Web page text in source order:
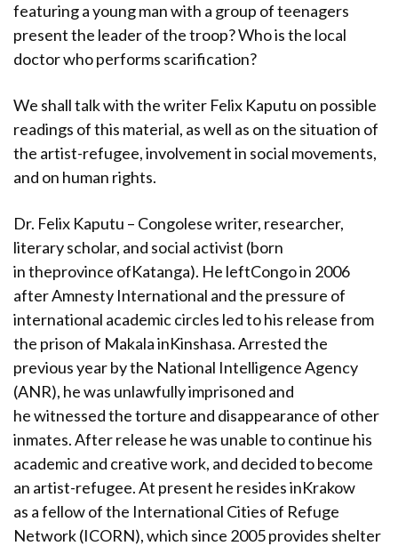
featuring a young man with a group of teenagers
present the leader of the troop? Who is the local
doctor who performs scarification?
We shall talk with the writer Felix Kaputu on possible
readings of this material, as well as on the situation of
the artist-refugee, involvement in social movements,
and on human rights.
Dr. Felix Kaputu – Congolese writer, researcher,
literary scholar, and social activist (born
in theprovince ofKatanga). He leftCongo in 2006
after Amnesty International and the pressure of
international academic circles led to his release from
the prison of Makala inKinshasa. Arrested the
previous year by the National Intelligence Agency
(ANR), he was unlawfully imprisoned and
he witnessed the torture and disappearance of other
inmates. After release he was unable to continue his
academic and creative work, and decided to become
an artist-refugee. At present he resides inKrakow
as a fellow of the International Cities of Refuge
Network (ICORN), which since 2005 provides shelter